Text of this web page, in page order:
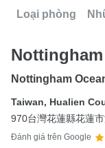
Loại phòng
Nottingham
Taiwan, Hualien
970台灣花蓮縣花蓮
Đánh giá trên Google